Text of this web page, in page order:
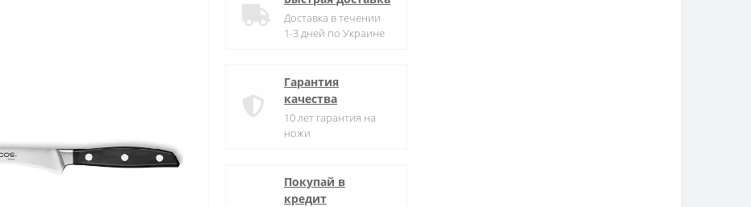
Доставка в течении
1-3 дней по Украине
Гарантия
качества
10 лет гарантия на
ножи
Покупай в
кредит